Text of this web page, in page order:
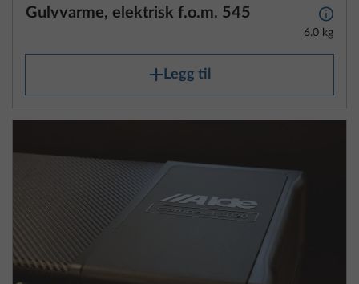
Gulvvarme, elektrisk f.o.m. 545 Mer
6.0 kg
Legg til